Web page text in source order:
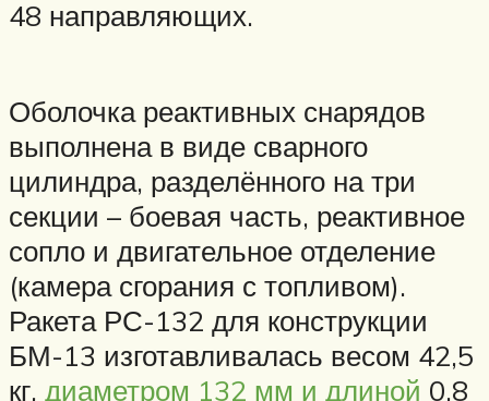
48 направляющих.
Оболочка реактивных снарядов
выполнена в виде сварного
цилиндра, разделённого на три
секции – боевая часть, реактивное
сопло и двигательное отделение
(камера сгорания с топливом).
Ракета РС-132 для конструкции
БМ-13 изготавливалась весом 42,5
кг, диаметром 132 мм и длиной 0,8